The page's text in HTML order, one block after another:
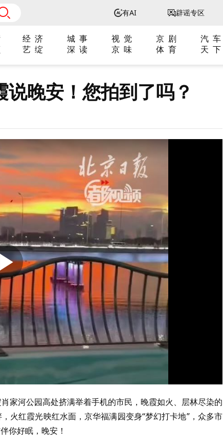
有AI 辟谣专区
经 济 城 事 视 觉 京 剧 汽 车
艺 绽 深 读 京 味 体 育 天 下
晚安！您拍到了吗？
家河公园高处挤满举着手机的市民，晚霞如火、层林尽染的
火红霞光映红水面，京华福满园变身“梦幻打卡地”，众多市
你好眠，晚安！